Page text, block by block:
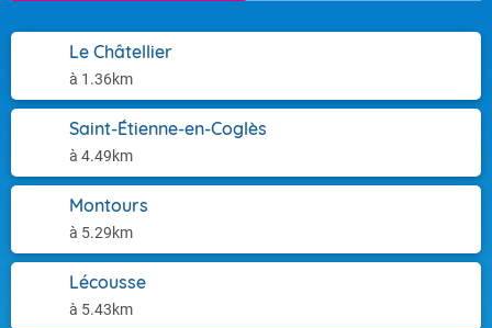
Le Châtellier
à 1.36km
Saint-Étienne-en-Coglès
à 4.49km
Montours
à 5.29km
Lécousse
à 5.43km